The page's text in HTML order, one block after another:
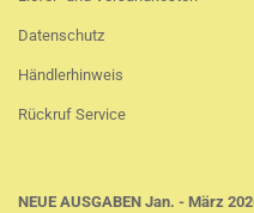
Datenschutz
Händlerhinweis
Rückruf Service
NEUE AUSGABEN Jan. - März